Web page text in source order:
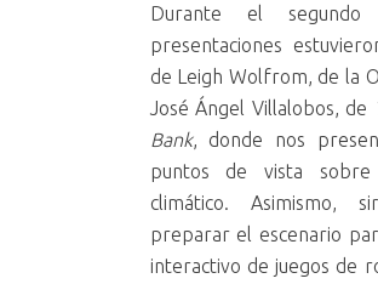
Durante el
presentaciones
de Leigh Wolfrom, de la
José Ángel Villalobos, de
Bank, donde nos
puntos de vista
climático. Asimismo,
preparar el escenario
interactivo de juegos de